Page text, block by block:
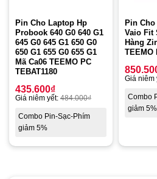
Pin Cho Laptop Hp
Probook 640 G0 640 G1
645 G0 645 G1 650 G0
650 G1 655 G0 655 G1
Mã Ca06 TEEMO PC
TEBAT1180
435.600₫
Giá niêm yết: 484.000₫
Combo Pin-Sạc-Phím
giảm 5%
Pin
Vaio Fit
Hàng
TEEMO
Giá niêm
Combo
giảm 5%